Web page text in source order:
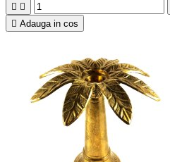
 
 Adauga in cos